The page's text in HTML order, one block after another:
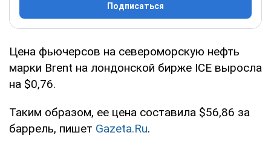
Подписаться
Цена фьючерсов на североморскую нефть
марки Brent на лондонской бирже ICE выросла
на $0,76.
Таким образом, ее цена составила $56,86 за
баррель, пишет Gazeta.Ru.